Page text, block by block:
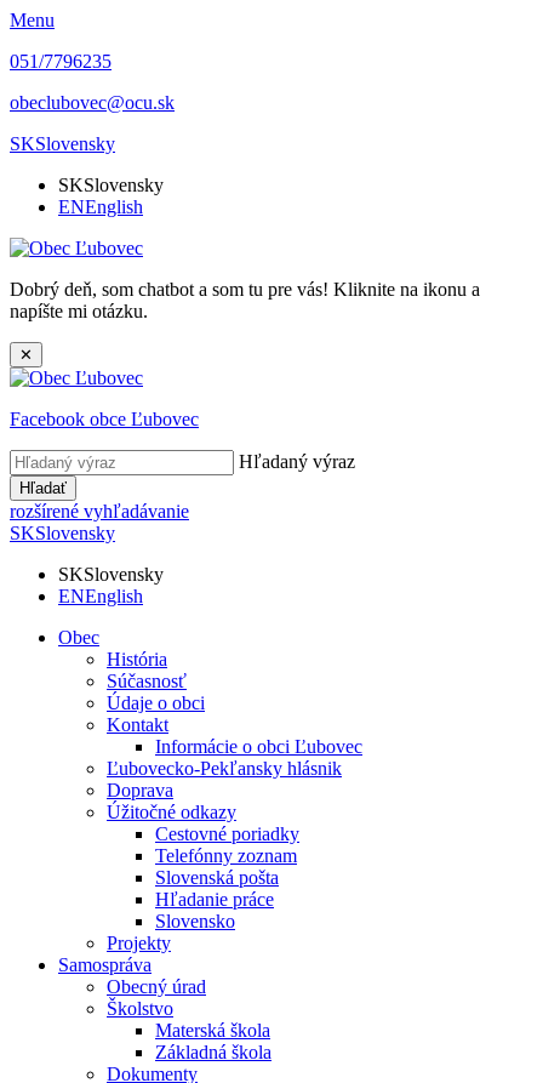
Menu
051/7796235
obeclubovec@ocu.sk
SKSlovensky
SKSlovensky
ENEnglish
Dobrý deň, som chatbot a som tu pre vás! Kliknite na ikonu a
napíšte mi otázku.
✕
Facebook obce Ľubovec
Hľadaný výraz
Hľadať
rozšírené vyhľadávanie
SKSlovensky
SKSlovensky
ENEnglish
Obec
História
Súčasnosť
Údaje o obci
Kontakt
Informácie o obci Ľubovec
Ľubovecko-Pekľansky hlásnik
Doprava
Úžitočné odkazy
Cestovné poriadky
Telefónny zoznam
Slovenská pošta
Hľadanie práce
Slovensko
Projekty
Samospráva
Obecný úrad
Školstvo
Materská škola
Základná škola
Dokumenty